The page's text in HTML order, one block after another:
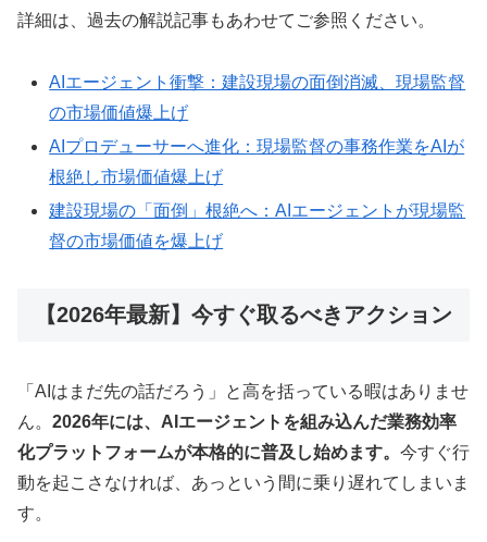
詳細は、過去の解説記事もあわせてご参照ください。
AIエージェント衝撃：建設現場の面倒消滅、現場監督
の市場価値爆上げ
AIプロデューサーへ進化：現場監督の事務作業をAIが
根絶し市場価値爆上げ
建設現場の「面倒」根絶へ：AIエージェントが現場監
督の市場価値を爆上げ
【2026年最新】今すぐ取るべきアクション
「AIはまだ先の話だろう」と高を括っている暇はありませ
ん。 2026年には、AIエージェントを組み込んだ業務効率
化プラットフォームが本格的に普及し始めます。 今すぐ行
動を起こさなければ、あっという間に乗り遅れてしまいま
す。